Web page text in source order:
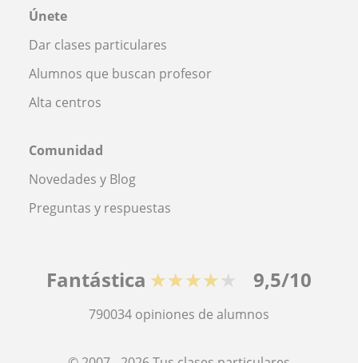
Únete
Dar clases particulares
Alumnos que buscan profesor
Alta centros
Comunidad
Novedades y Blog
Preguntas y respuestas
Fantástica ★★★★★ 9,5/10
790034 opiniones de alumnos